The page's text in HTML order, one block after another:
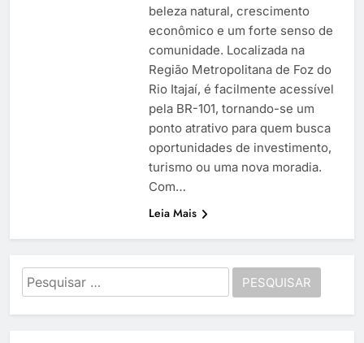
beleza natural, crescimento
econômico e um forte senso de
comunidade. Localizada na
Região Metropolitana de Foz do
Rio Itajaí, é facilmente acessível
pela BR-101, tornando-se um
ponto atrativo para quem busca
oportunidades de investimento,
turismo ou uma nova moradia.
Com…
Leia Mais
Pesquisar
por: